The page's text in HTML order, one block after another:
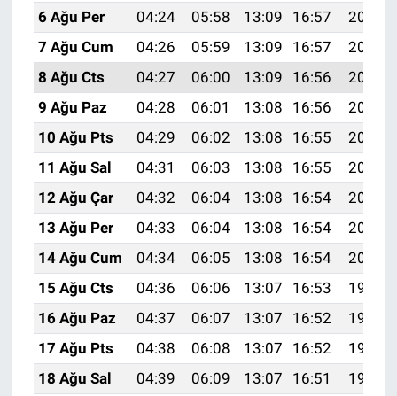
6 Ağu Per
04:24 05:58 13:09 16:57
20:09
7 Ağu Cum
04:26 05:59 13:09 16:57
20:08
8 Ağu Cts
04:27 06:00 13:09 16:56
20:07
9 Ağu Paz
04:28 06:01 13:08 16:56
20:06
10 Ağu Pts
04:29 06:02 13:08 16:55
20:05
11 Ağu Sal
04:31 06:03 13:08 16:55
20:04
12 Ağu Çar
04:32 06:04 13:08 16:54
20:02
13 Ağu Per
04:33 06:04 13:08 16:54
20:01
14 Ağu Cum
04:34 06:05 13:08 16:54
20:00
15 Ağu Cts
04:36 06:06 13:07 16:53
19:59
16 Ağu Paz
04:37 06:07 13:07 16:52
19:58
17 Ağu Pts
04:38 06:08 13:07 16:52
19:56
18 Ağu Sal
04:39 06:09 13:07 16:51
19:55